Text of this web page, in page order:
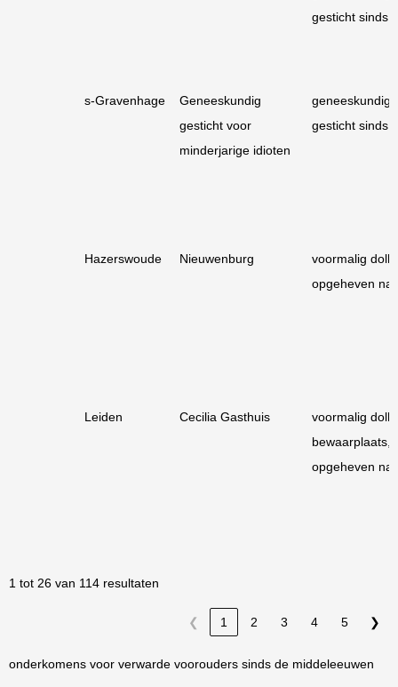
gesticht sinds
s-Gravenhage
Geneeskundig
gesticht voor
minderjarige idioten
geneeskundig
gesticht sinds
Hazerswoude Nieuwenburg
voormalig
opgeheven na
Leiden Cecilia Gasthuis
voormalig
bewaarplaats,
opgeheven na
1 tot 26 van 114 resultaten
❮ 1 2 3 4 5 ❯
onderkomens voor verwarde voorouders sinds de middeleeuwen